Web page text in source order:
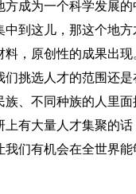
成为一个科学发展
到这儿，那这个地
料，原创性的成果出
们挑选人才的范围还
、不同种族的人里
上有大量人才集聚的
们有机会在全世界